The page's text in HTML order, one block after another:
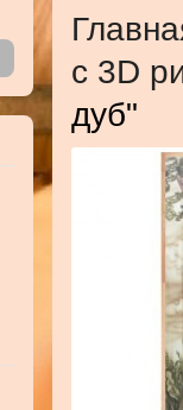
с 3D
дуб"